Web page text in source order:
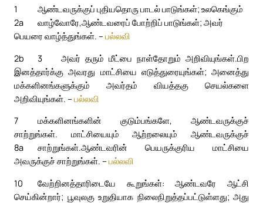
1
ஆண்டவருக்குப் புதியதொரு பாடல் பாடுங்கள்; உலகெங்கும்
வாழ்வோரே,
2a
ஆண்டவரைப் போற்றிப் பாடுங்கள்; அவர்
பெயரை வாழ்த்துங்கள். – பல்லவி
2b
அவர் தரும் மீட்பை நாள்தோறும் அறிவியுங்கள்.
3
பிற
இனத்தார்க்கு அவரது மாட்சியை எடுத்துரையுங்கள்; அனைத்து
மக்களினங்களுக்கும் அவர்தம் வியத்தகு செயல்களை
அறிவியுங்கள். – பல்லவி
7
மக்களினங்களின் குடும்பங்களே, ஆண்டவருக்குச்
சாற்றுங்கள். மாட்சியையும் ஆற்றலையும் ஆண்டவருக்குச்
சாற்றுங்கள்.
8a
ஆண்டவரின் பெயருக்குரிய மாட்சியை
அவருக்குச் சாற்றுங்கள். – பல்லவி
10
வேற்றினத்தாரிடையே கூறுங்கள்: ஆண்டவரே ஆட்சி
செய்கின்றார்; பூவுலகு உறுதியாக நிலைநிறுத்தப்பட்டுள்ளது; அது